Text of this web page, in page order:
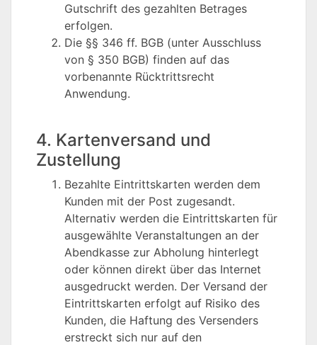
Gutschrift des gezahlten Betrages
erfolgen.
Die §§ 346 ff. BGB (unter Ausschluss
von § 350 BGB) finden auf das
vorbenannte Rücktrittsrecht
Anwendung.
4. Kartenversand und
Zustellung
Bezahlte Eintrittskarten werden dem
Kunden mit der Post zugesandt.
Alternativ werden die Eintrittskarten für
ausgewählte Veranstaltungen an der
Abendkasse zur Abholung hinterlegt
oder können direkt über das Internet
ausgedruckt werden. Der Versand der
Eintrittskarten erfolgt auf Risiko des
Kunden, die Haftung des Versenders
erstreckt sich nur auf den